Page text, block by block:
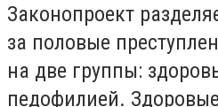
Законопроект
за половые
на две группы:
педофилией.